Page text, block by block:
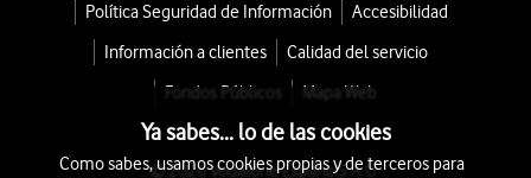
Política Seguridad de Información
Accesibilidad
Información a clientes
Calidad del servicio
Fondos Públicos
Mapa Web
© 2026 Vodafone España S.A.U.
Ya sabes... lo de las cookies
Como sabes, usamos cookies propias y de terceros para